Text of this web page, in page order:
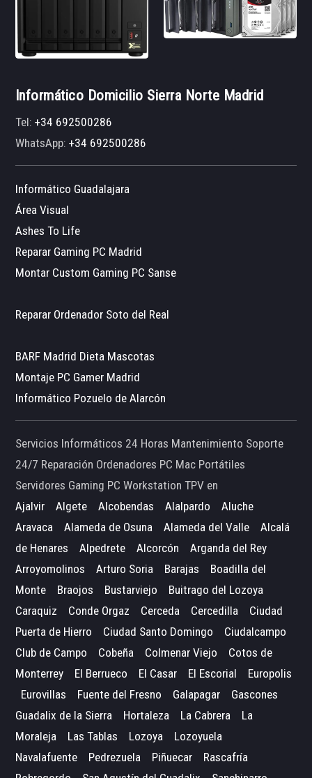
Informático Domicilio Sierra Norte Madrid
Tel:+34 692500286
WhatsApp:+34 692500286
Informático Guadalajara
Área Visual
Ashes To Life
Reparar Gaming PC Madrid
Montar Custom Gaming PC Sanse
Reparar Ordenador Soto del Real
BARF Madrid Dieta Mascotas
Montaje PC Gamer Madrid
Informático Pozuelo de Alarcón
Servicios Informáticos 24 Horas Mantenimiento Soporte
24/7 Reparación Ordenadores PC Mac Portátiles
Servidores Gaming PC Workstation TPV en
Ajalvir
Algete Alcobendas Alalpardo
Aluche
Aravaca
Alameda de Osuna Alameda del Valle
Alcalá
de Henares
Alpedrete Alcorcón
Arganda del Rey
Arroyomolinos
Arturo Soria Barajas
Boadilla del
Monte
Braojos Bustarviejo
Buitrago del Lozoya
Caraquiz
Conde Orgaz Cerceda Cercedilla
Ciudad
Puerta de Hierro
Ciudad Santo Domingo
Ciudalcampo
Club de Campo
Cobeña Colmenar Viejo
Cotos de
Monterrey
El Berrueco El Casar El Escorial
Europolis
Eurovillas
Fuente del Fresno Galapagar
Gascones
Guadalix de la Sierra
Hortaleza La Cabrera
La
Moraleja
Las Tablas Lozoya
Lozoyuela
Navalafuente
Pedrezuela Piñuecar
Rascafría